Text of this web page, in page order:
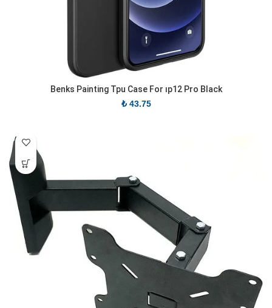
Benks Painting Tpu Case For ıp12 Pro Black
₺43.75